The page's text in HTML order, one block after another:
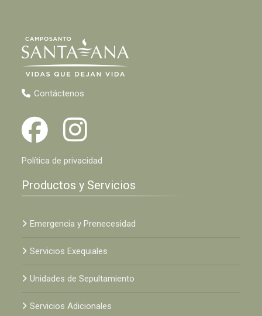
Contáctenos
Política de privacidad
Productos y Servicios
Emergencia y Prenecesidad
Servicios Exequiales
Unidades de Sepultamiento
Servicios Adicionales